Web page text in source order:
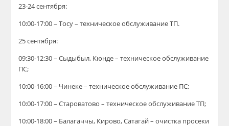
23-24 сентября:
10:00-17:00 – Тосу – техническое обслуживание ТП.
25 сентября:
09:30-12:30 – Сыдыбыл, Кюнде – техническое обслуживание
ПС;
10:00-16:00 – Чинеке – техническое обслуживание ПС;
10:00-17:00 – Староватово – техническое обслуживание ТП;
10:00-18:00 – Балагаччы, Кирово, Сатагай – очистка просеки